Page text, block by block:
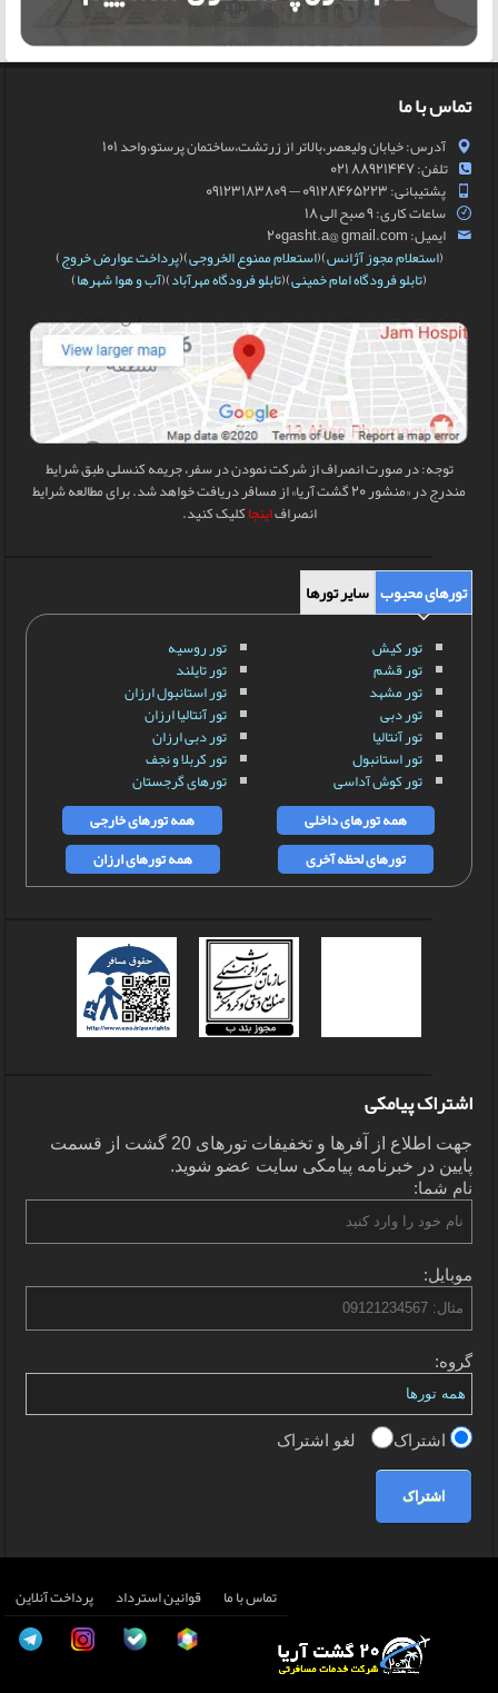
تماس با ما
آدرس: خیابان ولیعصر،بالاتر از زرتشت،ساختمان پرستو،واحد 101
تلفن: 88921447 021
پشتیبانی: 09128465223 — 09123183809
ساعات کاری: 9 صبح الی 18
ایمیل: 20gasht.a@ gmail.com
(استعلام مجوز آژانس)(استعلام ممنوع الخروجی)(پرداخت عوارض خروج)
(تابلو فرودگاه امام خمینی)(تابلو فرودگاه مهرآباد)(آب و هوا شهرها)
توجه: در صورت انصراف از شرکت نمودن در سفر، جریمه کنسلی طبق شرایط
مندرج در «منشور 20 گشت آریا» از مسافر دریافت خواهد شد. برای مطالعه شرایط
انصرافاینجاکلیک کنید.
تورهای محبوب سایر تورها
تور کیش
تور قشم
تور مشهد
تور دبی
تور آنتالیا
تور استانبول
تور کوش آداسی
تور روسیه
تور تایلند
تور استانبول ارزان
تور آنتالیا ارزان
تور دبی ارزان
تور کربلا و نجف
تورهای گرجستان
همه تورهای داخلی
همه تورهای خارجی
تورهای لحظه آخری
همه تورهای ارزان
اشتراک پیامکی
جهت اطلاع از آفرها و تخفیفات تورهای 20 گشت از قسمت
پایین در خبرنامه پیامکی سایت عضو شوید.
نام شما:
موبایل:
گروه:
اشتراک لغو اشتراک
اشتراک
تماس با ما قوانین استرداد پرداخت آنلاین